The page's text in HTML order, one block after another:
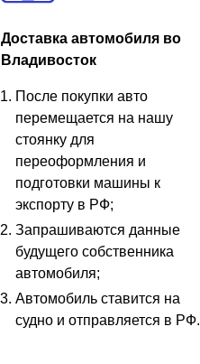
Доставка автомобиля во
Владивосток
После покупки авто
перемещается на нашу
стоянку для
переоформления и
подготовки машины к
экспорту в РФ;
Запрашиваются данные
будущего собственника
автомобиля;
Автомобиль ставится на
судно и отправляется в РФ.